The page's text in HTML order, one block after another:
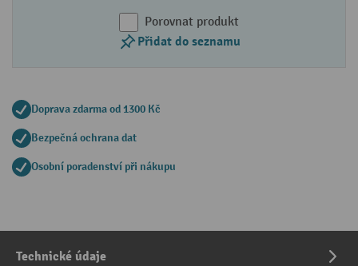
Porovnat produkt
Přidat do seznamu
Doprava zdarma od 1300 Kč
Bezpečná ochrana dat
Osobní poradenství při nákupu
Technické údaje